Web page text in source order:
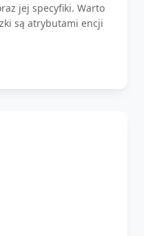
jej specyfiki. Warto
są atrybutami encji